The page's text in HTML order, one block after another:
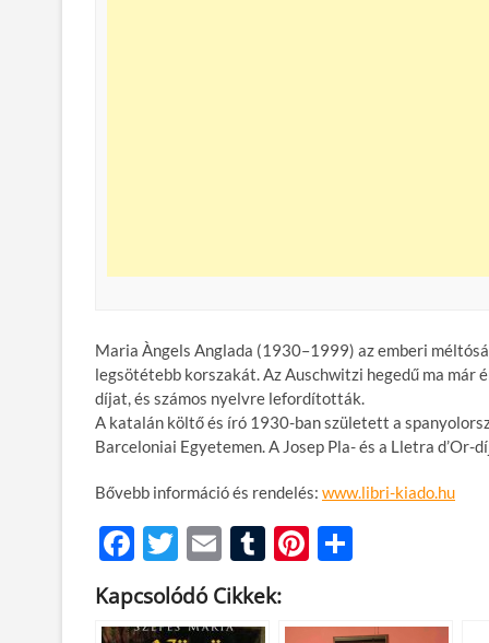
Maria Àngels Anglada (1930–1999) az emberi
legsötétebb korszakát. Az Auschwitzi hegedű ma
díjat, és számos nyelvre lefordították.
A katalán költő és író 1930-ban született a
Barceloniai Egyetemen. A Josep Pla- és a Lletra
Bővebb információ és rendelés: www.libri-kiado.hu
F
ac
e
T
w
itt
E
m
ail
T
u
m
Pi
Kapcsolódó Cikkek: